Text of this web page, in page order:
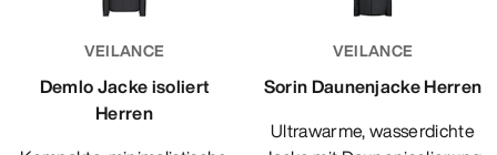
ENTDECKEN
VEILANCE
Demlo Jacke isoliert
Herren
VEILANCE
Sorin Daunenjacke Herren
Ultrawarme, wasserdichte